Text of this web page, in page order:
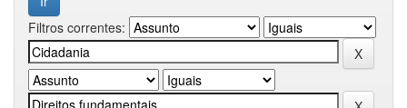
Filtros correntes: